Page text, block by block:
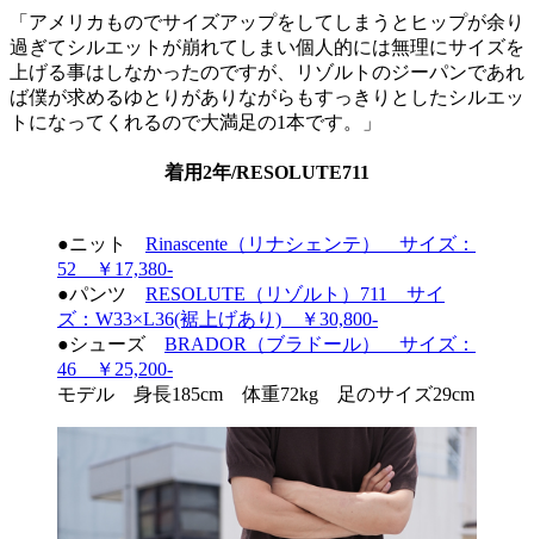
「アメリカものでサイズアップをしてしまうとヒップが余り
過ぎてシルエットが崩れてしまい個人的には無理にサイズを
上げる事はしなかったのですが、リゾルトのジーパンであれ
ば僕が求めるゆとりがありながらもすっきりとしたシルエッ
トになってくれるので大満足の1本です。」
着用2年/RESOLUTE711
●ニット Rinascente（リナシェンテ） サイズ：
52 ￥17,380-
●パンツ RESOLUTE（リゾルト）711 サイ
ズ：W33×L36(裾上げあり) ￥30,800-
●シューズ BRADOR（ブラドール） サイズ：
46 ￥25,200-
モデル 身長185cm 体重72kg 足のサイズ29cm